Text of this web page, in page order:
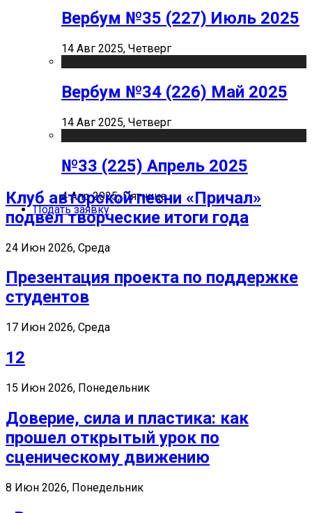
Вербум №35 (227) Июль 2025
14 Авг 2025, Четверг
Вербум №34 (226) Май 2025
14 Авг 2025, Четверг
№33 (225) Апрель 2025
4 Апр 2025, Пятница
Подать заявку
Клуб авторской песни «Причал»
подвел творческие итоги года
24 Июн 2026, Среда
Презентация проекта по поддержке
студентов
17 Июн 2026, Среда
12
15 Июн 2026, Понедельник
Доверие, сила и пластика: как
прошел открытый урок по
сценическому движению
8 Июн 2026, Понедельник